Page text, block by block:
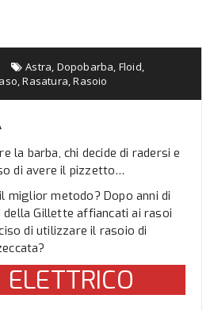
Astra, Dopobarba, Floid,
,Rasatura,Rasoio
la barba, chi decide di radersi e
di avere il pizzetto…
miglior metodo? Dopo anni di
della Gillette affiancati ai rasoi
di utilizzare il rasoio di